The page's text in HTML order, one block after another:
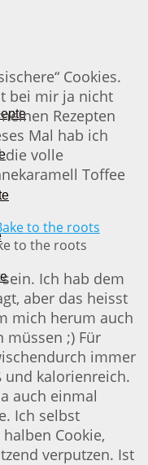
Cookies.
bei mir ja nicht
Rezepten
Mal hab ich
die volle
Toffee
to the roots
Ich hab dem
aber das heisst
mich herum auch
müssen ;) Für
immer
und kalorienreich.
auch einmal
Ich selbst
Cookie,
verputzen. Ist